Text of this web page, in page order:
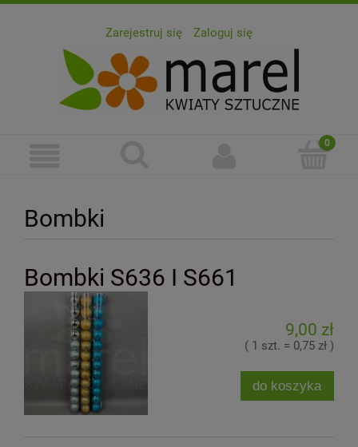
Zarejestruj się Zaloguj się
Bombki
Bombki S636 I S661
9,00 zł
( 1 szt. = 0,75 zł )
do koszyka